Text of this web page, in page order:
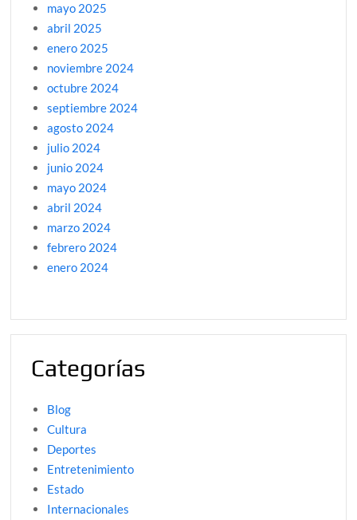
mayo 2025
abril 2025
enero 2025
noviembre 2024
octubre 2024
septiembre 2024
agosto 2024
julio 2024
junio 2024
mayo 2024
abril 2024
marzo 2024
febrero 2024
enero 2024
Categorías
Blog
Cultura
Deportes
Entretenimiento
Estado
Internacionales